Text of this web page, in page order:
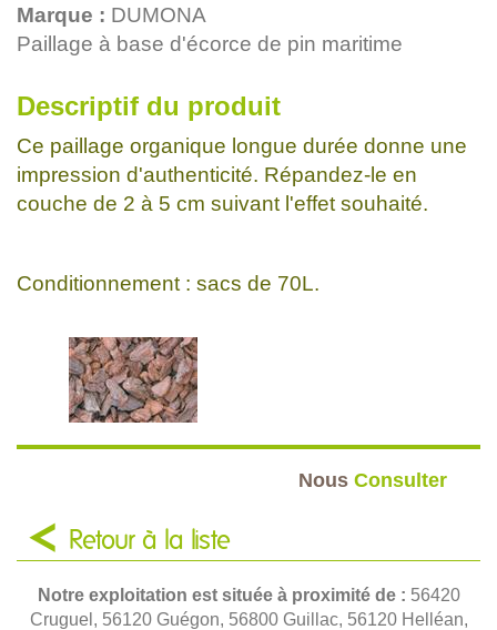
Marque : DUMONA
Paillage à base d'écorce de pin maritime
Descriptif du produit
Ce paillage organique longue durée donne une
impression d'authenticité. Répandez-le en
couche de 2 à 5 cm suivant l'effet souhaité.
Conditionnement : sacs de 70L.
Nous Consulter
Retour à la liste
Notre exploitation est située à proximité de : 56420
Cruguel, 56120 Guégon, 56800 Guillac, 56120 Helléan,